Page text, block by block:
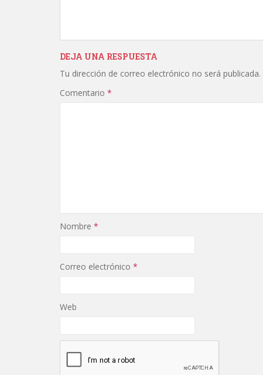
DEJA UNA RESPUESTA
Tu dirección de correo electrónico no será publicada.
Comentario *
Nombre *
Correo electrónico *
Web